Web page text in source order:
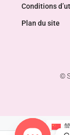
Conditions
Plan du site
©